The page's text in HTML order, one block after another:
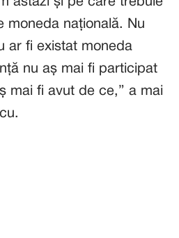
moneda națională. Nu
ar fi existat moneda
nu aș mai fi participat
mai fi avut de ce,” a mai